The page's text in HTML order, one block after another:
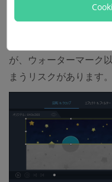
「編集」を
ォーターマークのない
が、ウォーターマーク
まうリスクがあります。